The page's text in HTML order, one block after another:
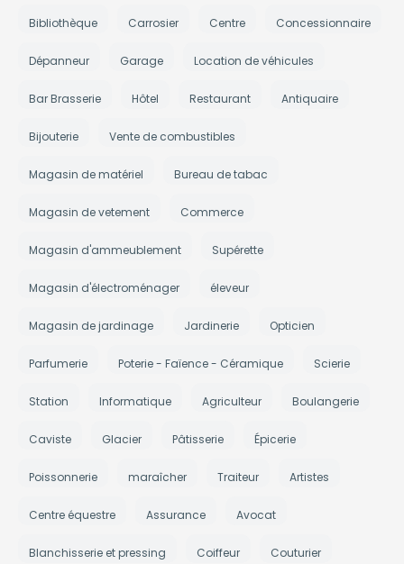
Bibliothèque Carrosier Centre Concessionnaire
Dépanneur Garage Location de véhicules
Bar Brasserie Hôtel Restaurant Antiquaire
Bijouterie Vente de combustibles
Magasin de matériel Bureau de tabac
Magasin de vetement Commerce
Magasin d'ammeublement Supérette
Magasin d'électroménager éleveur
Magasin de jardinage Jardinerie Opticien
Parfumerie Poterie - Faïence - Céramique Scierie
Station Informatique Agriculteur Boulangerie
Caviste Glacier Pâtisserie Épicerie
Poissonnerie maraîcher Traiteur Artistes
Centre équestre Assurance Avocat
Blanchisserie et pressing Coiffeur Couturier